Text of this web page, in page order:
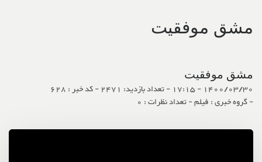
مشق موفقیت
مشق موفقیت
1400/03/30 - 17:15 - تعداد بازدید: 2471
- کد خبر : 628
- گروه خبری : فیلم- تعداد نظرات : 0